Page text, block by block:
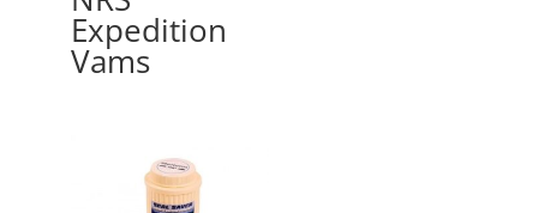
Expedition
Vams